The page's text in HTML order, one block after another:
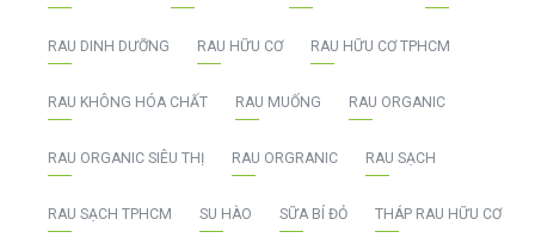
RAU DINH DƯỠNG RAU HỮU CƠ RAU HỮU CƠ TPHCM
RAU KHÔNG HÓA CHẤT RAU MUỐNG RAU ORGANIC
RAU ORGANIC SIÊU THỊ RAU ORGRANIC RAU SẠCH
RAU SẠCH TPHCM SU HÀO SỮA BÍ ĐỎ THÁP RAU HỮU CƠ